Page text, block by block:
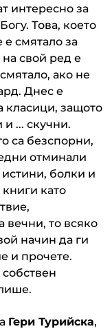
интересно за
Това, което
е смятало за
на свой ред е
ако не
Днес е
класици, защото
... скучни.
са безспорни,
отминали
болки и
като
вечни, то всяко
начин да ги
и прочете.
Гери Турийска,